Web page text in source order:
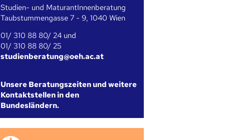
Studien- und MaturantInnenberatung
Taubstummengasse 7 - 9, 1040 Wien
01/ 310 88 80/ 24 und
01/ 310 88 80/ 25
studienberatung@oeh.ac.at
Unsere Beratungszeiten und weitere
Kontaktstellen in den
Bundesländern.